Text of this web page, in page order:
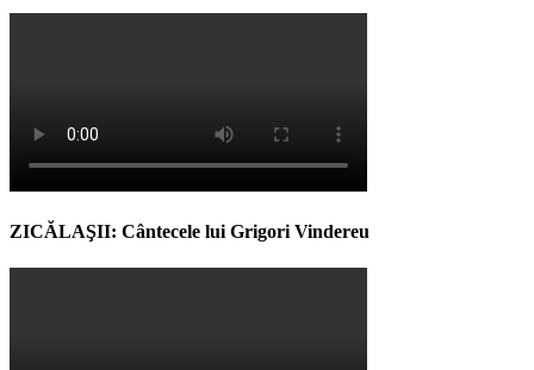
ZICĂLAŞII: Cântecele lui Grigori Vindereu